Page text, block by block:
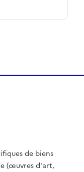
de biens
(œuvres d'art,